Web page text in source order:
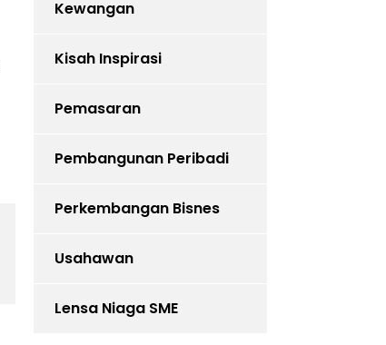
Kewangan
Kisah Inspirasi
Pemasaran
Pembangunan Peribadi
Perkembangan Bisnes
Usahawan
Lensa Niaga SME